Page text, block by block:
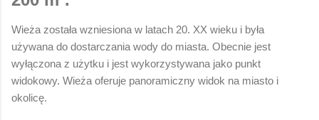
Wieża została wzniesiona w latach 20. XX wieku i była
używana do dostarczania wody do miasta. Obecnie jest
wyłączona z użytku i jest wykorzystywana jako punkt
widokowy. Wieża oferuje panoramiczny widok na miasto i
okolicę.